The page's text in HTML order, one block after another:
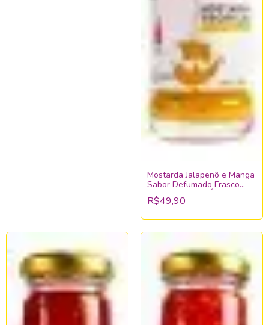
Mostarda Jalapenõ e Manga
Sabor Defumado Frasco
195g Sabor das Índias 30
ANOS Sem Glúten
R$49,90